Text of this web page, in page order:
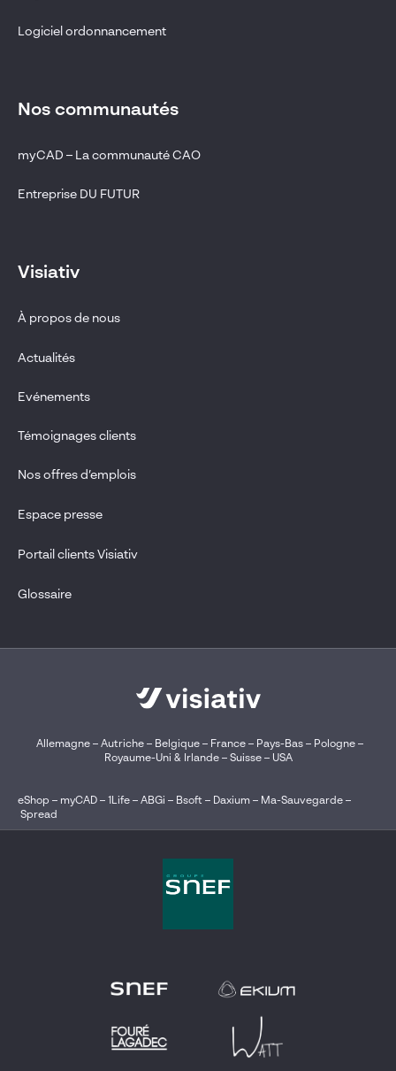
Logiciel ordonnancement
Nos communautés
myCAD – La communauté CAO
Entreprise DU FUTUR
Visiativ
À propos de nous
Actualités
Evénements
Témoignages clients
Nos offres d’emplois
Espace presse
Portail clients Visiativ
Glossaire
Allemagne– Autriche– Belgique – France– Pays-Bas– Pologne–
Royaume-Uni & Irlande– Suisse– USA
eShop – myCAD – 1Life – ABGi – Bsoft – Daxium – Ma-Sauvegarde –
Spread